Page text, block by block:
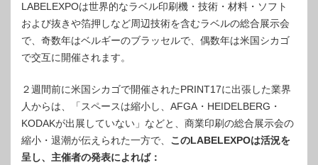
LABELEXPOは世界的なラベル印刷機・技術・材料・ソフト
および抜きや箔押しなど周辺技術を含むラベルの総合展示会
で、奇数年はベルギーのブラッセルで、偶数年は米国シカゴ
で交互に開催されます。
２週間前に米国シカゴで開催されたPRINT17に出張した業界
人からは、「スペースは縮小し、AFGA・HEIDELBERG・
KODAKが出展していない」などと、商業印刷の総合展示会の
縮小・退潮が伝えられた一方で、 このLABELEXPOは活況を
呈し、主催者の発表によれば：